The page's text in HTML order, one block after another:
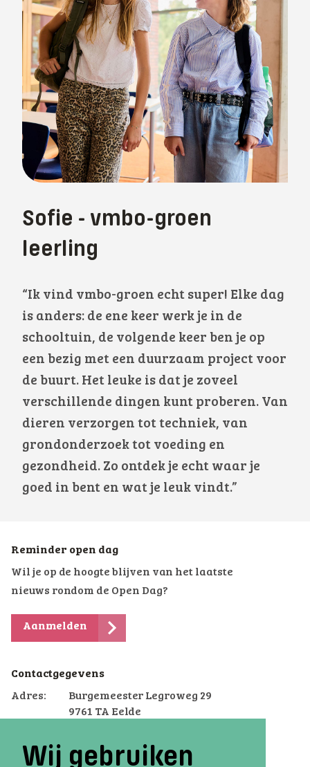
Wij gebruiken
Sofie - vmbo-groen
leerling
“Ik vind vmbo-groen echt super! Elke dag
is anders: de ene keer werk je in de
schooltuin, de volgende keer ben je op
een bezig met een duurzaam project voor
de buurt. Het leuke is dat je zoveel
verschillende dingen kunt proberen. Van
dieren verzorgen tot techniek, van
grondonderzoek tot voeding en
gezondheid. Zo ontdek je echt waar je
goed in bent en wat je leuk vindt.”
Reminder open dag
Wil je op de hoogte blijven van het laatste
nieuws rondom de Open Dag?
Aanmelden
Contactgegevens
Adres:
Burgemeester Legroweg 29
9761 TA Eelde
Email:
eelde@voterra.nl